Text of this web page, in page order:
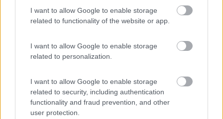
I want to allow Google to enable storage
related to functionality of the website or app.
I want to allow Google to enable storage
related to personalization.
I want to allow Google to enable storage
related to security, including authentication
functionality and fraud prevention, and other
user protection.
scarico acque grigie inutilizzabile per la sua
posizione, dopo aver scaricato la cassetta del wc
nell'agriturismo si mangia benissimo ma l'area
camper a quanto pare non é gestita
Gestione Pulizia Punto ristoro Servizi
Aussie2013